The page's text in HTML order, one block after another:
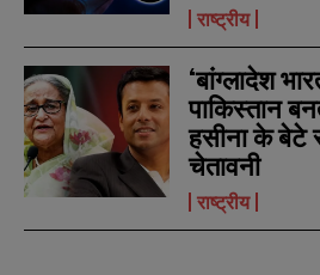
राष्ट्रीय
‘बांग्लादेश
पाकिस्तान
हसीना के बेटे
चेतावनी
राष्ट्रीय